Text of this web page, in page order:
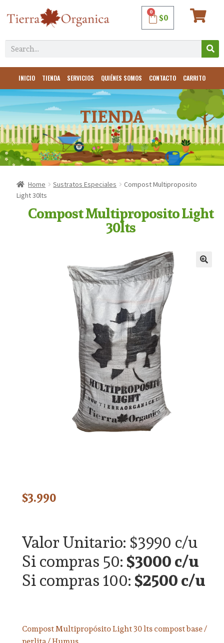
$0
0
INICIO TIENDA SERVICIOS QUIÉNES SOMOS CONTACTO CARRITO
TIENDA
Home Sustratos Especiales
Compost Multiproposito
Light 30lts
Compost Multiproposito Light
30lts
$3.990
Valor Unitario: $3990 c/u
Si compras 50:$3000 c/u
Si compras 100:$2500 c/u
Compost Multipropósito Light 30 lts compost base /